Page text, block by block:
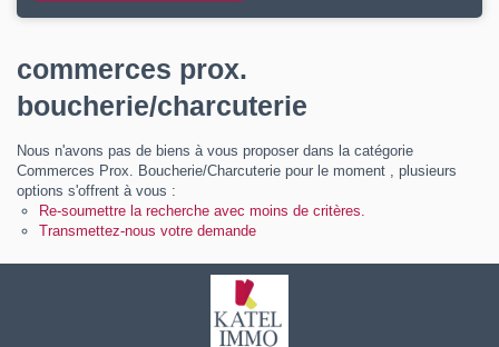
Guide de l'immo
Contact
Katel Viager
commerces prox.
boucherie/charcuterie
Nous n'avons pas de biens à vous proposer dans la catégorie
Commerces Prox. Boucherie/Charcuterie pour le moment , plusieurs
options s'offrent à vous :
Re-soumettre la recherche avec moins de critères.
Transmettez-nous votre demande